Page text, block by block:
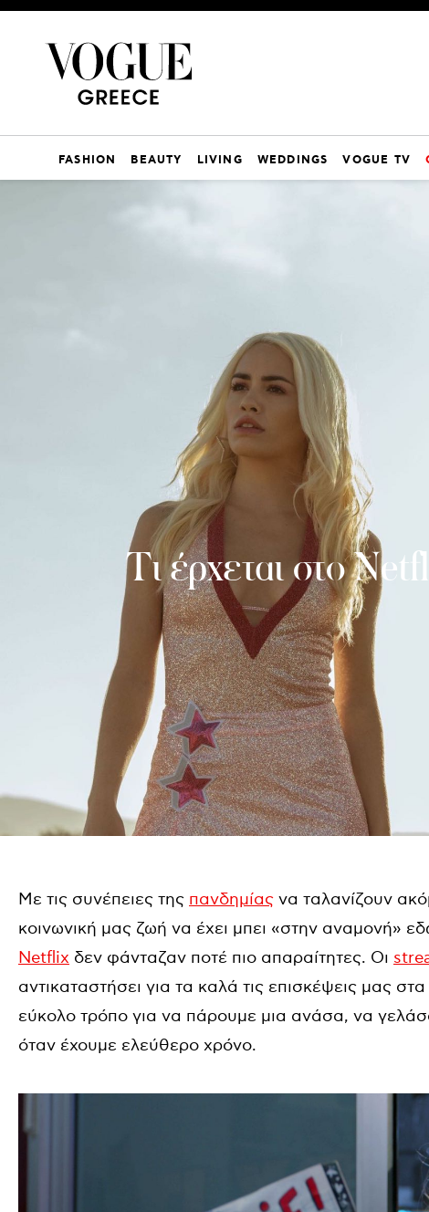
FASHION BEAUTY LIVING WEDDINGS VOGUE TV
Τι έρχεται στο
Με τις συνέπειες της πανδημίας να ταλανίζουν
κοινωνική μας ζωή να έχει μπει «στην αναμονή»
Netflix δεν φάνταζαν ποτέ πιο απαραίτητες. Οι
αντικαταστήσει για τα καλά τις επισκέψεις μας
εύκολο τρόπο για να πάρουμε μια ανάσα, να
όταν έχουμε ελεύθερο χρόνο.